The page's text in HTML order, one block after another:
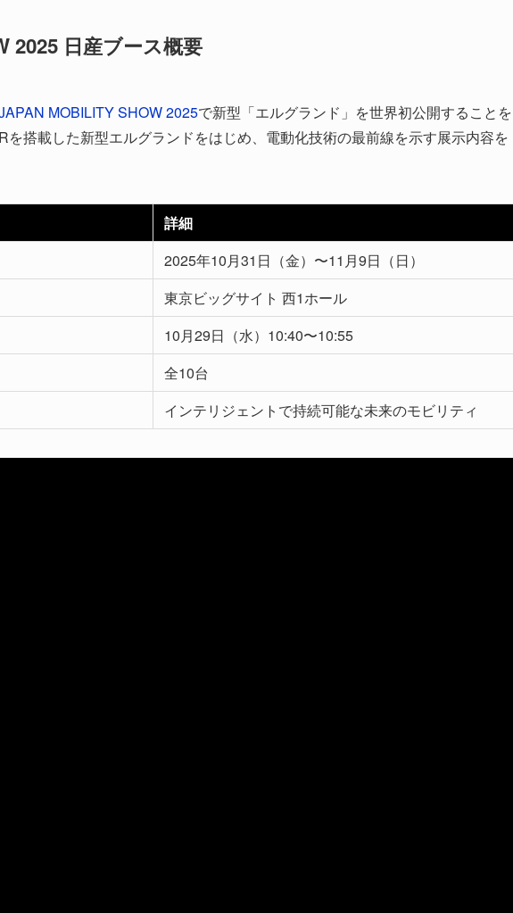
2025 日産ブース概要
MOBILITY SHOW 2025で新型「エルグランド」を世界初公開することを
搭載した新型エルグランドをはじめ、電動化技術の最前線を示す展示内容を
詳細
2025年10月31日（金）〜11月9日（日）
東京ビッグサイト 西1ホール
10月29日（水）10:40〜10:55
全10台
インテリジェントで持続可能な未来のモビリティ